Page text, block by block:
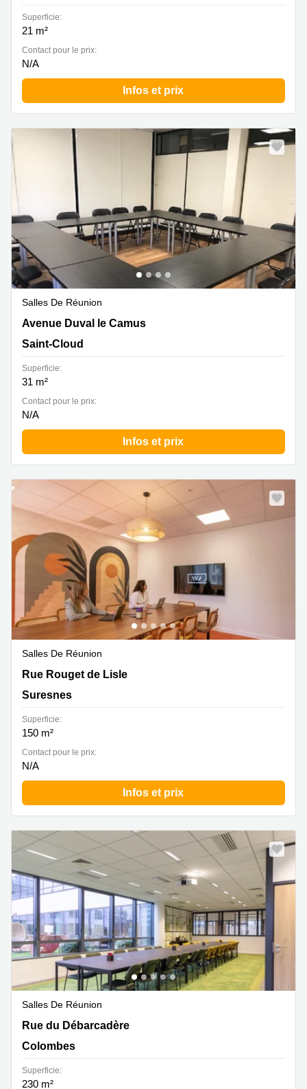
Superficie:
21 m²
Contact pour le prix:
N/A
Infos et prix
Salles De Réunion
Avenue Duval le Camus 8, Saint-Cloud
Avenue Duval le Camus
Saint-Cloud
Superficie:
31 m²
Contact pour le prix:
N/A
Infos et prix
Salles De Réunion
42 rue Rouget de Lisle, Suresnes
Rue Rouget de Lisle
Suresnes
Superficie:
150 m²
Contact pour le prix:
N/A
Infos et prix
Salles De Réunion
1 Rue du Débarcadère, Colombes
Rue du Débarcadère
Colombes
Superficie:
230 m²